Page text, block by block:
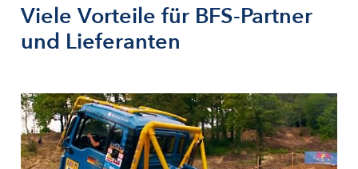
Viele Vorteile für BFS-Partner
und Lieferanten